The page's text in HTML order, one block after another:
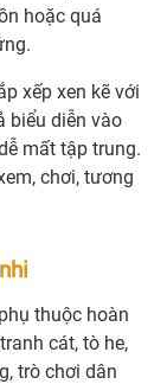
hoặc quá
xếp xen kẽ với
biểu diễn vào
mất tập trung.
chơi, tương
thuộc hoàn
cát, tò he,
trò chơi dân